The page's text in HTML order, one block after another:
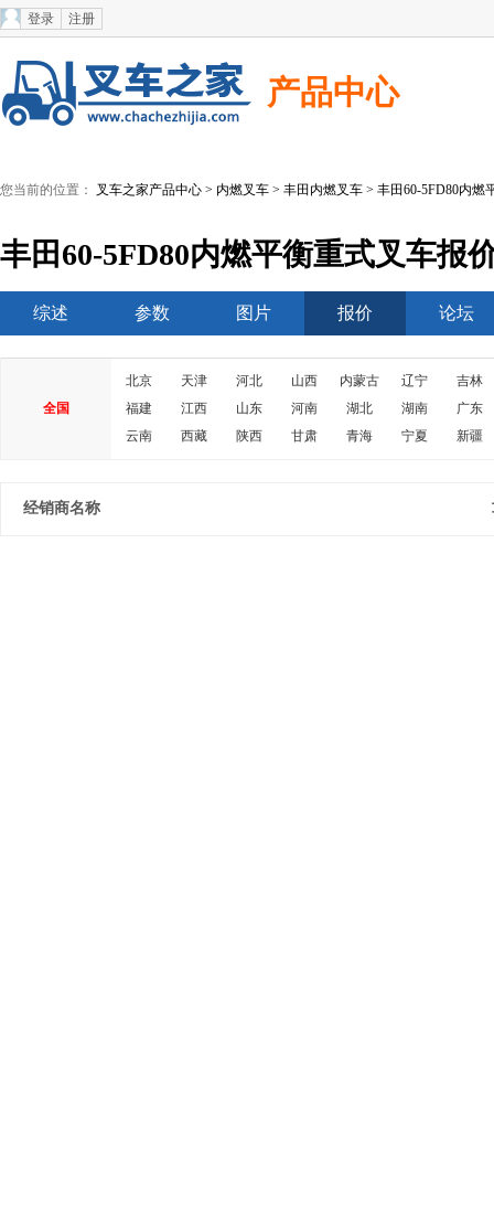
登录 注册
产品中心
您当前的位置： 叉车之家产品中心 > 内燃叉车 > 丰田内燃叉车 > 丰田60-5FD80内燃
丰田60-5FD80内燃平衡重式叉车报
综述 参数 图片 报价 论坛
全国
北京 天津 河北 山西 内蒙古 辽宁
吉林
福建
江西 山东 河南 湖北 湖南
广东
云南
西藏 陕西 甘肃 青海 宁夏 新疆
经销商名称